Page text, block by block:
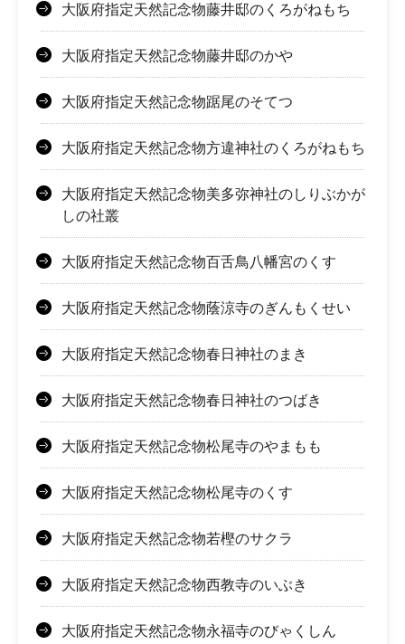
大阪府指定天然記念物藤井邸のくろがねもち
大阪府指定天然記念物藤井邸のかや
大阪府指定天然記念物踞尾のそてつ
大阪府指定天然記念物方違神社のくろがねもち
大阪府指定天然記念物美多弥神社のしりぶかが
しの社叢
大阪府指定天然記念物百舌鳥八幡宮のくす
大阪府指定天然記念物蔭涼寺のぎんもくせい
大阪府指定天然記念物春日神社のまき
大阪府指定天然記念物春日神社のつばき
大阪府指定天然記念物松尾寺のやまもも
大阪府指定天然記念物松尾寺のくす
大阪府指定天然記念物若樫のサクラ
大阪府指定天然記念物西教寺のいぶき
大阪府指定天然記念物永福寺のびゃくしん